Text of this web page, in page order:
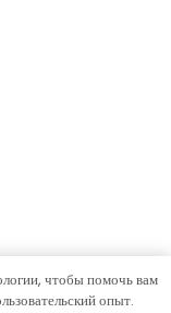
Store отArtify
чтобы помочь вам
опыт.